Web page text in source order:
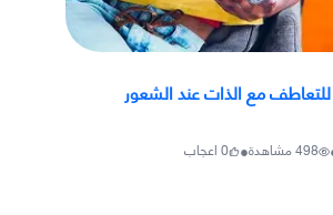
مع الذات عند الشعور
498مشاهدة•
0اعجاب